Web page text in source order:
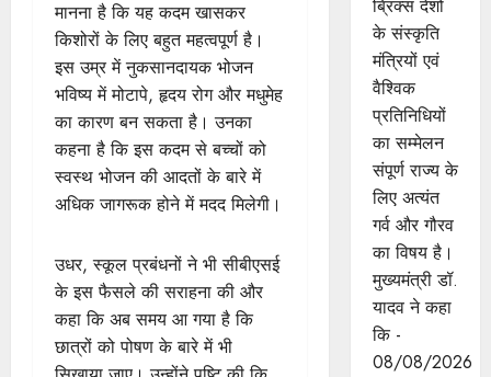
मानना है कि यह कदम खासकर
किशोरों के लिए बहुत महत्वपूर्ण है।
इस उम्र में नुकसानदायक भोजन
भविष्य में मोटापे, हृदय रोग और मधुमेह
का कारण बन सकता है। उनका
कहना है कि इस कदम से बच्चों को
स्वस्थ भोजन की आदतों के बारे में
अधिक जागरूक होने में मदद मिलेगी।
उधर, स्कूल प्रबंधनों ने भी सीबीएसई
के इस फैसले की सराहना की और
कहा कि अब समय आ गया है कि
छात्रों को पोषण के बारे में भी
ब्रिक्स देशों
के संस्कृति
मंत्रियों एवं
वैश्विक
प्रतिनिधियों
का सम्मेलन
संपूर्ण राज्य के
लिए अत्यंत
गर्व और गौरव
का विषय है।
मुख्यमंत्री डॉ.
यादव ने कहा
कि -
08/08/2026